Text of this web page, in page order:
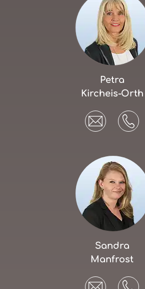
Petra
Kircheis-Orth
Sandra
Manfrost